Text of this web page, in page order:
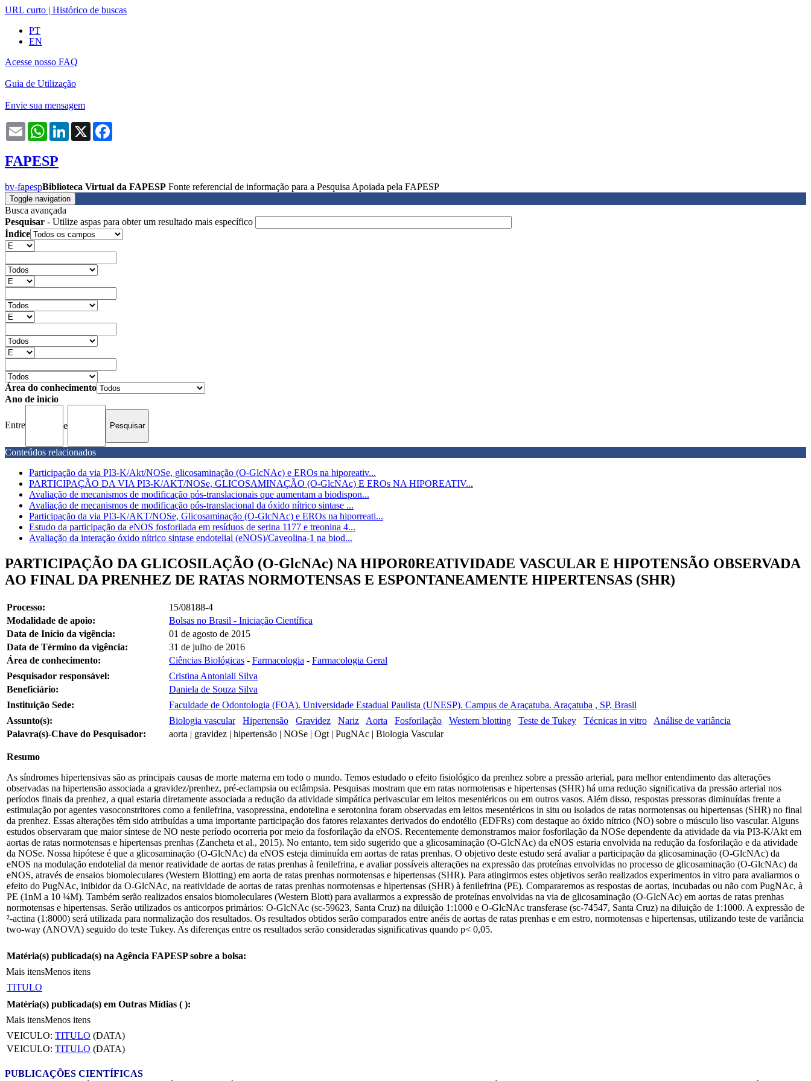
URL curto | Histórico de buscas
PT
EN
Acesse nosso FAQ
Guia de Utilização
Envie sua mensagem
Email WhatsAppLinkedIn
X
FAPESP
bv-fapespBiblioteca Virtual da FAPESP Fonte referencial de informação para a Pesquisa Apoiada pela FAPESP
Toggle navigation
Busca avançada
Pesquisar - Utilize aspas para obter um resultado mais específico
Índice
Área do conhecimento
Ano de início
Entre e
Conteúdos relacionados
Participação da via PI3-K/Akt/NOSe, glicosaminação (O-GlcNAc) e EROs na hiporeativ...
PARTICIPAÇÃO DA VIA PI3-K/AKT/NOSe, GLICOSAMINAÇÃO (O-GlcNAc) E EROs NA HIPOREATIV...
Avaliação de mecanismos de modificação pós-translacionais que aumentam a biodispon...
Avaliação de mecanismos de modificação pós-translacional da óxido nítrico sintase ...
Participação da via PI3-K/AKT/NOSe, Glicosaminação (O-GlcNAc) e EROs na hiporreati...
Estudo da participação da eNOS fosforilada em resíduos de serina 1177 e treonina 4...
Avaliação da interação óxido nítrico sintase endotelial (eNOS)/Caveolina-1 na biod...
PARTICIPAÇÃO DA GLICOSILAÇÃO (O-GlcNAc) NA HIPOR0REATIVIDADE VASCULAR E HIPOTENSÃO OBSERVADA
AO FINAL DA PRENHEZ DE RATAS NORMOTENSAS E ESPONTANEAMENTE HIPERTENSAS (SHR)
Processo:
15/08188-4
Modalidade de apoio:
Bolsas no Brasil - Iniciação Científica
Data de Início da vigência:
01 de agosto de 2015
Data de Término da vigência:
31 de julho de 2016
Área de conhecimento:
Ciências Biológicas - Farmacologia - Farmacologia Geral
Pesquisador responsável:
Cristina Antoniali Silva
Beneficiário:
Daniela de Souza Silva
Instituição Sede:
Faculdade de Odontologia (FOA). Universidade Estadual Paulista (UNESP). Campus de Araçatuba. Araçatuba , SP, Brasil
Assunto(s):
Biologia vascular Hipertensão Gravidez Nariz Aorta Fosforilação Western blotting Teste de Tukey Técnicas in vitro
Análise de variância
Palavra(s)-Chave do Pesquisador:
aorta | gravidez | hipertensão | NOSe | Ogt | PugNAc | Biologia Vascular
Resumo
As síndromes hipertensivas são as principais causas de morte materna em todo o mundo. Temos estudado o efeito fisiológico da prenhez sobre a pressão arterial, para melhor entendimento das alterações
observadas na hipertensão associada a gravidez/prenhez, pré-eclampsia ou eclâmpsia. Pesquisas mostram que em ratas normotensas e hipertensas (SHR) há uma redução significativa da pressão arterial nos
períodos finais da prenhez, a qual estaria diretamente associada a redução da atividade simpática perivascular em leitos mesentéricos ou em outros vasos. Além disso, respostas pressoras diminuídas frente a
estimulação por agentes vasoconstritores como a fenilefrina, vasopressina, endotelina e serotonina foram observadas em leitos mesentéricos in situ ou isolados de ratas normotensas ou hipertensas (SHR) no final
da prenhez. Essas alterações têm sido atribuídas a uma importante participação dos fatores relaxantes derivados do endotélio (EDFRs) com destaque ao óxido nítrico (NO) sobre o músculo liso vascular. Alguns
estudos observaram que maior síntese de NO neste período ocorreria por meio da fosforilação da eNOS. Recentemente demonstramos maior fosforilação da NOSe dependente da atividade da via PI3-K/Akt em
aortas de ratas normotensas e hipertensas prenhas (Zancheta et al., 2015). No entanto, tem sido sugerido que a glicosaminação (O-GlcNAc) da eNOS estaria envolvida na redução da fosforilação e da atividade
da NOSe. Nossa hipótese é que a glicosaminação (O-GlcNAc) da eNOS esteja diminuída em aortas de ratas prenhas. O objetivo deste estudo será avaliar a participação da glicosaminação (O-GlcNAc) da
eNOS na modulação endotelial da menor reatividade de aortas de ratas prenhas à fenilefrina, e avaliar possíveis alterações na expressão das proteínas envolvidas no processo de glicosaminação (O-GlcNAc) da
eNOS, através de ensaios biomoleculares (Western Blotting) em aorta de ratas prenhas normotensas e hipertensas (SHR). Para atingirmos estes objetivos serão realizados experimentos in vitro para avaliarmos o
efeito do PugNAc, inibidor da O-GlcNAc, na reatividade de aortas de ratas prenhas normotensas e hipertensas (SHR) à fenilefrina (PE). Compararemos as respostas de aortas, incubadas ou não com PugNAc, à
PE (1nM a 10 ¼M). Também serão realizados ensaios biomoleculares (Western Blott) para avaliarmos a expressão de proteínas envolvidas na via de glicosaminação (O-GlcNAc) em aortas de ratas prenhas
normotensas e hipertensas. Serão utilizados os anticorpos primários: O-GlcNAc (sc-59623, Santa Cruz) na diluição 1:1000 e O-GlcNAc transferase (sc-74547, Santa Cruz) na diluição de 1:1000. A expressão de
²-actina (1:8000) será utilizada para normalização dos resultados. Os resultados obtidos serão comparados entre anéis de aortas de ratas prenhas e em estro, normotensas e hipertensas, utilizando teste de variância
two-way (ANOVA) seguido do teste Tukey. As diferenças entre os resultados serão consideradas significativas quando p< 0,05.
Matéria(s) publicada(s) na Agência FAPESP sobre a bolsa:
Mais itensMenos itens
TITULO
Matéria(s) publicada(s) em Outras Mídias ( ):
Mais itensMenos itens
VEICULO: TITULO (DATA)
VEICULO: TITULO (DATA)
PUBLICAÇÕES CIENTÍFICAS